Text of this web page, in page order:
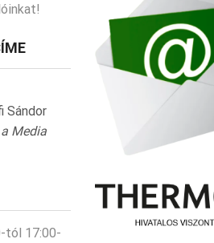
Sándor
Media
tól 17:00-